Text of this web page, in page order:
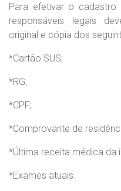
Para efetivar o cadastro
responsáveis legais
original e cópia dos
*Cartão SUS;
*RG;
*CPF;
*Comprovante de
*Última receita médica da
*Exames atuais.